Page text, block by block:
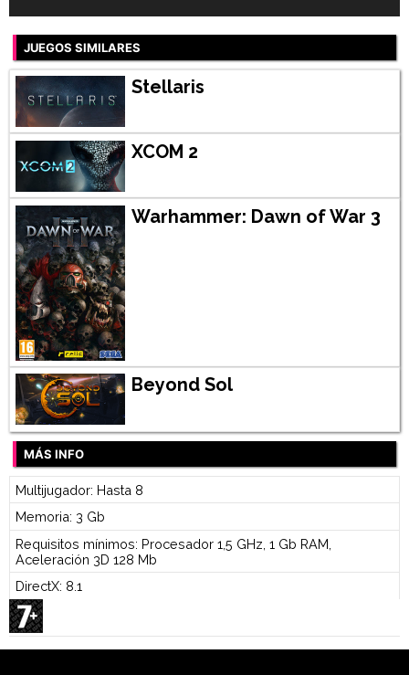
JUEGOS SIMILARES
Stellaris
XCOM 2
Warhammer: Dawn of War 3
Beyond Sol
MÁS INFO
Multijugador: Hasta 8
Memoria: 3 Gb
Requisitos mínimos: Procesador 1,5 GHz, 1 Gb RAM,
Aceleración 3D 128 Mb
DirectX: 8.1